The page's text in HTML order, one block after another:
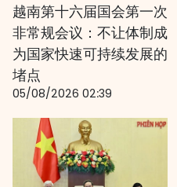
越南第十六届国会第一次
非常规会议：不让体制成
为国家快速可持续发展的
堵点
05/08/2026 02:39